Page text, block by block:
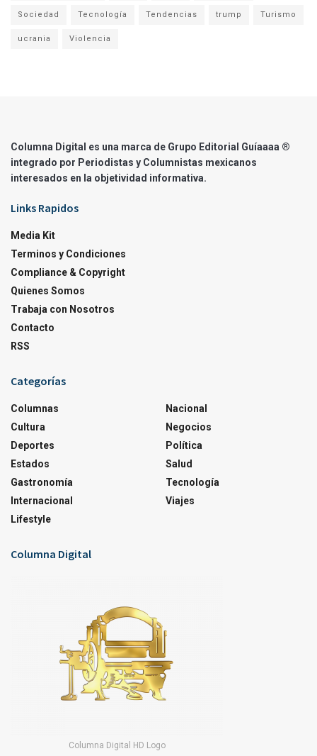
Sociedad Tecnología Tendencias trump Turismo
ucrania Violencia
Columna Digital es una marca de Grupo Editorial Guíaaaa ®
integrado por Periodistas y Columnistas mexicanos
interesados en la objetividad informativa.
Links Rapidos
Media Kit
Terminos y Condiciones
Compliance & Copyright
Quienes Somos
Trabaja con Nosotros
Contacto
RSS
Categorías
Columnas
Cultura
Deportes
Estados
Gastronomía
Internacional
Lifestyle
Nacional
Negocios
Política
Salud
Tecnología
Viajes
Columna Digital
Columna Digital HD Logo